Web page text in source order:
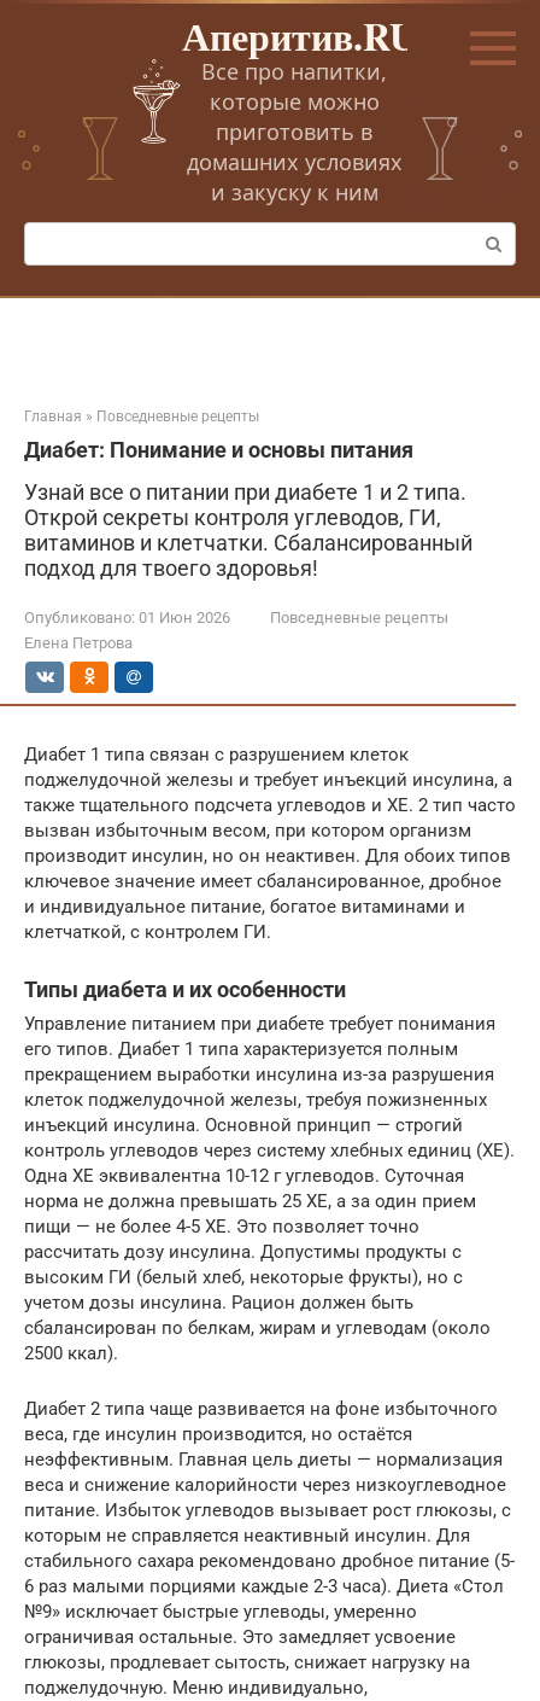
Перейти
Аперитив.RU
Все про напитки,
которые можно
приготовить в
домашних условиях
и закуску к ним
Поиск:
Главная » Повседневные рецепты
Диабет: Понимание и основы питания
Узнай все о питании при диабете 1 и 2 типа.
Открой секреты контроля углеводов, ГИ,
витаминов и клетчатки. Сбалансированный
подход для твоего здоровья!
Опубликовано: 01 Июн 2026
Повседневные рецепты
Елена Петрова
Диабет 1 типа связан с разрушением клеток
поджелудочной железы и требует инъекций инсулина, а
также тщательного подсчета углеводов и ХЕ. 2 тип часто
вызван избыточным весом, при котором организм
производит инсулин, но он неактивен. Для обоих типов
ключевое значение имеет сбалансированное, дробное
и индивидуальное питание, богатое витаминами и
клетчаткой, с контролем ГИ.
Типы диабета и их особенности
Управление питанием при диабете требует понимания
его типов. Диабет 1 типа характеризуется полным
прекращением выработки инсулина из-за разрушения
клеток поджелудочной железы, требуя пожизненных
инъекций инсулина. Основной принцип — строгий
контроль углеводов через систему хлебных единиц (ХЕ).
Одна ХЕ эквивалентна 10-12 г углеводов. Суточная
норма не должна превышать 25 ХЕ, а за один прием
пищи — не более 4-5 ХЕ. Это позволяет точно
рассчитать дозу инсулина. Допустимы продукты с
высоким ГИ (белый хлеб, некоторые фрукты), но с
учетом дозы инсулина. Рацион должен быть
сбалансирован по белкам, жирам и углеводам (около
2500 ккал).
Диабет 2 типа чаще развивается на фоне избыточного
веса, где инсулин производится, но остаётся
неэффективным. Главная цель диеты — нормализация
веса и снижение калорийности через низкоуглеводное
питание. Избыток углеводов вызывает рост глюкозы, с
которым не справляется неактивный инсулин. Для
стабильного сахара рекомендовано дробное питание (5-
6 раз малыми порциями каждые 2-3 часа). Диета «Стол
№9» исключает быстрые углеводы, умеренно
ограничивая остальные. Это замедляет усвоение
глюкозы, продлевает сытость, снижает нагрузку на
поджелудочную. Меню индивидуально,